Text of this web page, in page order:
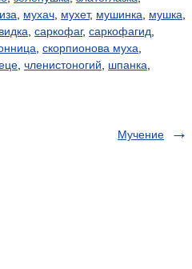
мухач мухет, мушинка мушка
саркофаг, саркофагид
скорпионова муха
членистоногий шпанка
Мучение